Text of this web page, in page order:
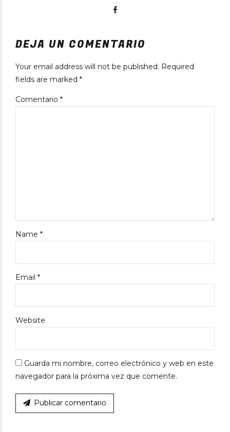
DEJA UN COMENTARIO
Your email address will not be published. Required
fields are marked *
Comentario *
Name *
Email *
Website
Guarda mi nombre, correo electrónico y web en este
navegador para la próxima vez que comente.
Publicar comentario